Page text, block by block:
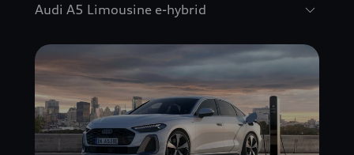
Audi A5 Limousine e-hybrid